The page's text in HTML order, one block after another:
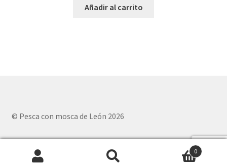
Añadir al carrito
© Pesca con mosca de León 2026
0